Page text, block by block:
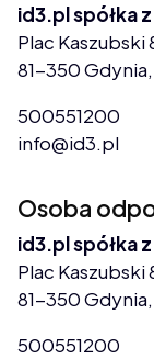
id3.pl spółka
Plac Kaszubski
81-350
500551200
info@id3.pl
Osoba
id3.pl spółka
Plac Kaszubski
81-350
500551200